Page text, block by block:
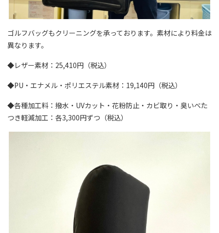
ゴルフバッグもクリーニングを承っております。素材により料金は
異なります。
◆レザー素材：25,410円（税込）
◆PU・エナメル・ポリエステル素材：19,140円（税込）
◆各種加工料：撥水・UVカット・花粉防止・カビ取り・臭いべた
つき軽減加工：各3,300円ずつ（税込）